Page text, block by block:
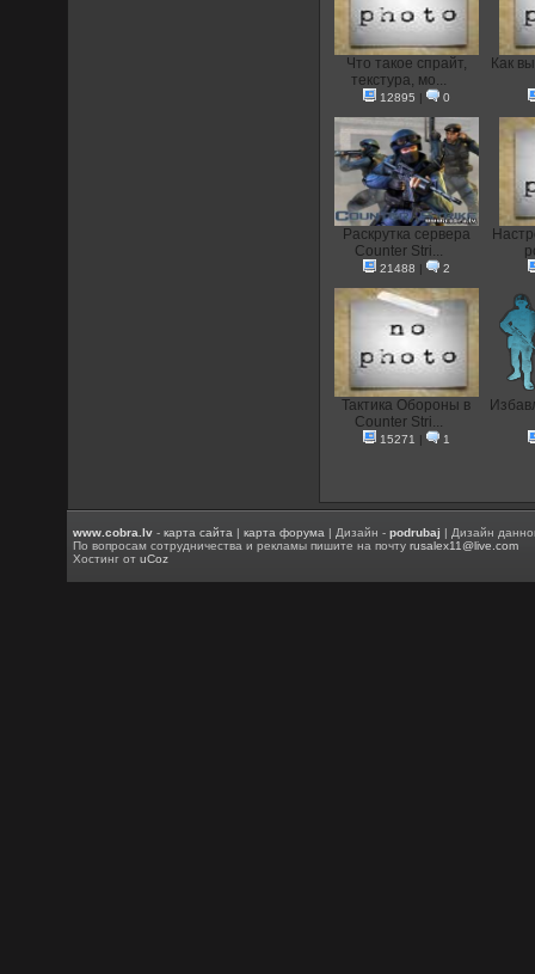
Что такое спрайт,
текстура, мо...
12895 | 0
Как
Раскрутка сервера
Counter Stri...
21488 | 2
Тактика Обороны в
Counter Stri...
15271 | 1
www.cobra.lv -карта сайта |карта форума | Дизайн -podrubaj | Дизайн
По вопросам сотрудничества и рекламы пишите на почтуrusalex11@live.com
Хостинг отuCoz